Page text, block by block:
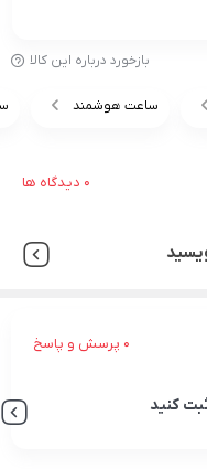
بازخورد درباره این کالا
ساعت هوشمند
0 دیدگاه ها
0 پرسش و پاسخ
کنید